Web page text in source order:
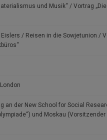
und Musik“ / Vortrag
/ Reisen in die Sowjetunion /
an der New School for Social
und Moskau